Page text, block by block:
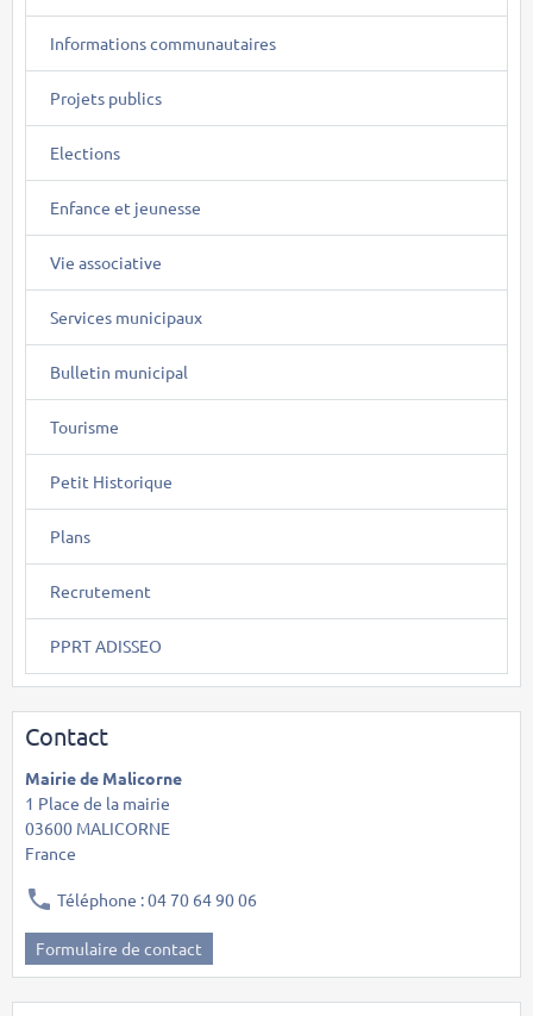
Informations communautaires
Projets publics
Elections
Enfance et jeunesse
Vie associative
Services municipaux
Bulletin municipal
Tourisme
Petit Historique
Plans
Recrutement
PPRT ADISSEO
Contact
Mairie de Malicorne
1 Place de la mairie
03600 MALICORNE
France
Téléphone : 04 70 64 90 06
Formulaire de contact